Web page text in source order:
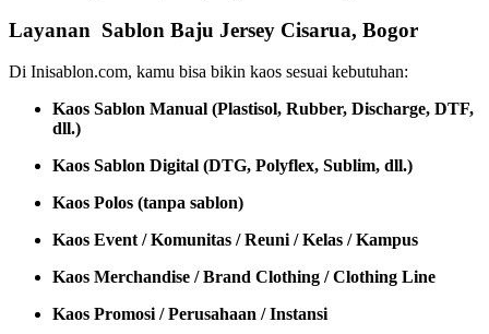
Layanan Sablon Baju Jersey Cisarua, Bogor
Di Inisablon.com, kamu bisa bikin kaos sesuai kebutuhan:
Kaos Sablon Manual (Plastisol, Rubber, Discharge, DTF,
dll.)
Kaos Sablon Digital (DTG, Polyflex, Sublim, dll.)
Kaos Polos (tanpa sablon)
Kaos Event / Komunitas / Reuni / Kelas / Kampus
Kaos Merchandise / Brand Clothing / Clothing Line
Kaos Promosi / Perusahaan / Instansi